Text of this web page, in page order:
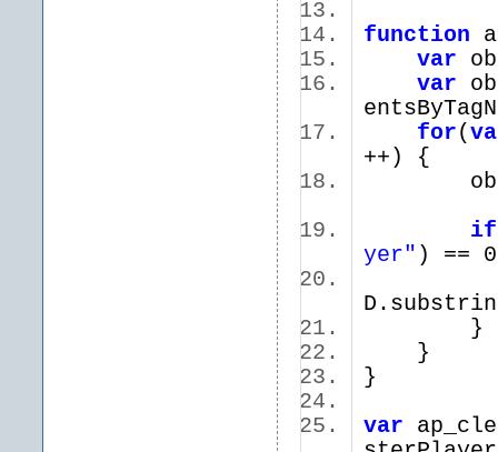
function
var
var
for(
++) {
if
yer" )
}
}
var